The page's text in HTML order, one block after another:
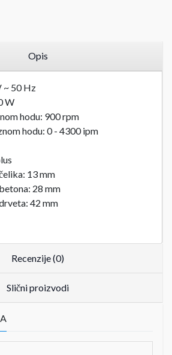
Opis
~ 50 Hz
W
hodu: 900 rpm
hodu: 0 - 4300 ipm
13 mm
28 mm
42 mm
Recenzije (0)
Slični proizvodi